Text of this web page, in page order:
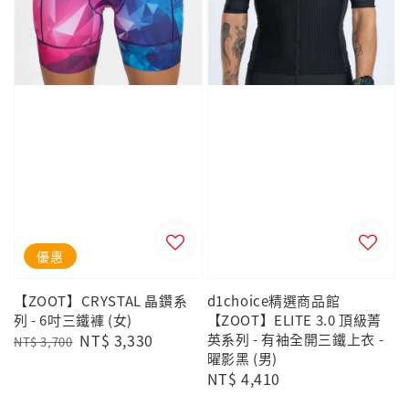
優惠
【ZOOT】CRYSTAL 晶鑽系
列 - 6吋三鐵褲 (女)
Regular
NT$ 3,700 Sale
NT$ 3,330
d1choice精選商品館
【ZOOT】ELITE 3.0 頂級菁
英系列 - 有袖全開三鐵上衣 -
曜影黑 (男)
Regular
NT$ 4,410